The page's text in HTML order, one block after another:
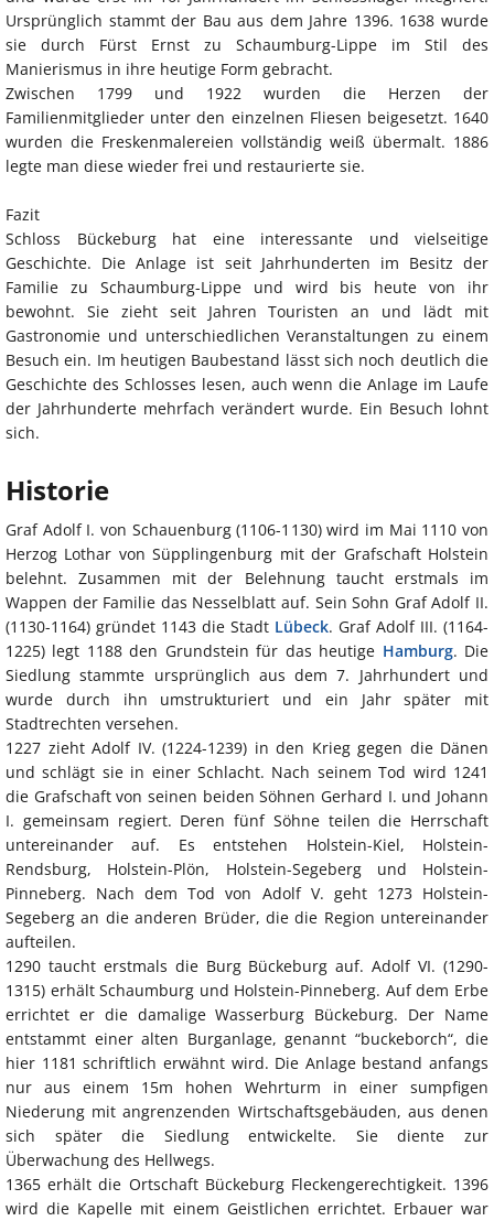
Ursprünglich stammt der Bau aus dem Jahre 1396. 1638 wurde
sie durch Fürst Ernst zu Schaumburg-Lippe im Stil des
Manierismus in ihre heutige Form gebracht.
Zwischen 1799 und 1922 wurden die Herzen der
Familienmitglieder unter den einzelnen Fliesen beigesetzt. 1640
wurden die Freskenmalereien vollständig weiß übermalt. 1886
legte man diese wieder frei und restaurierte sie.
Fazit
Schloss Bückeburg hat eine interessante und vielseitige
Geschichte. Die Anlage ist seit Jahrhunderten im Besitz der
Familie zu Schaumburg-Lippe und wird bis heute von ihr
bewohnt. Sie zieht seit Jahren Touristen an und lädt mit
Gastronomie und unterschiedlichen Veranstaltungen zu einem
Besuch ein. Im heutigen Baubestand lässt sich noch deutlich die
Geschichte des Schlosses lesen, auch wenn die Anlage im Laufe
der Jahrhunderte mehrfach verändert wurde. Ein Besuch lohnt
sich.
Historie
Graf Adolf I. von Schauenburg (1106-1130) wird im Mai 1110 von
Herzog Lothar von Süpplingenburg mit der Grafschaft Holstein
belehnt. Zusammen mit der Belehnung taucht erstmals im
Wappen der Familie das Nesselblatt auf. Sein Sohn Graf Adolf II.
(1130-1164) gründet 1143 die Stadt Lübeck. Graf Adolf III. (1164-
1225) legt 1188 den Grundstein für das heutige Hamburg. Die
Siedlung stammte ursprünglich aus dem 7. Jahrhundert und
wurde durch ihn umstrukturiert und ein Jahr später mit
Stadtrechten versehen.
1227 zieht Adolf IV. (1224-1239) in den Krieg gegen die Dänen
und schlägt sie in einer Schlacht. Nach seinem Tod wird 1241
die Grafschaft von seinen beiden Söhnen Gerhard I. und Johann
I. gemeinsam regiert. Deren fünf Söhne teilen die Herrschaft
untereinander auf. Es entstehen Holstein-Kiel, Holstein-
Rendsburg, Holstein-Plön, Holstein-Segeberg und Holstein-
Pinneberg. Nach dem Tod von Adolf V. geht 1273 Holstein-
Segeberg an die anderen Brüder, die die Region untereinander
aufteilen.
1290 taucht erstmals die Burg Bückeburg auf. Adolf VI. (1290-
1315) erhält Schaumburg und Holstein-Pinneberg. Auf dem Erbe
errichtet er die damalige Wasserburg Bückeburg. Der Name
entstammt einer alten Burganlage, genannt “buckeborch“, die
hier 1181 schriftlich erwähnt wird. Die Anlage bestand anfangs
nur aus einem 15m hohen Wehrturm in einer sumpfigen
Niederung mit angrenzenden Wirtschaftsgebäuden, aus denen
sich später die Siedlung entwickelte. Sie diente zur
Überwachung des Hellwegs.
1365 erhält die Ortschaft Bückeburg Fleckengerechtigkeit. 1396
wird die Kapelle mit einem Geistlichen errichtet. Erbauer war